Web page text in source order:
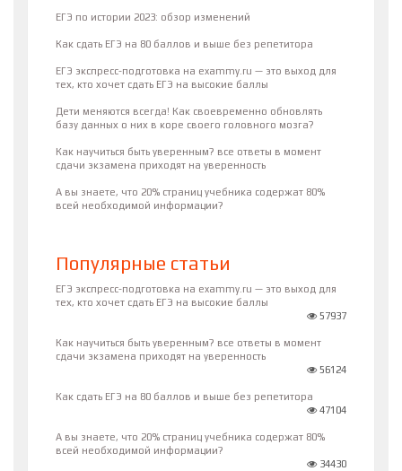
ЕГЭ по истории 2023: обзор изменений
Как сдать ЕГЭ на 80 баллов и выше без репетитора
ЕГЭ экспресс-подготовка на exammy.ru — это выход для
тех, кто хочет сдать ЕГЭ на высокие баллы
Дети меняются всегда! Как своевременно обновлять
базу данных о них в коре своего головного мозга?
Как научиться быть уверенным? все ответы в момент
сдачи экзамена приходят на уверенность
А вы знаете, что 20% страниц учебника содержат 80%
всей необходимой информации?
Популярные статьи
ЕГЭ экспресс-подготовка на exammy.ru — это выход для
тех, кто хочет сдать ЕГЭ на высокие баллы
57937
Как научиться быть уверенным? все ответы в момент
сдачи экзамена приходят на уверенность
56124
Как сдать ЕГЭ на 80 баллов и выше без репетитора
47104
А вы знаете, что 20% страниц учебника содержат 80%
всей необходимой информации?
34430